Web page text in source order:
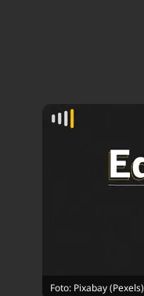
Foto: Pixabay (Pexels)